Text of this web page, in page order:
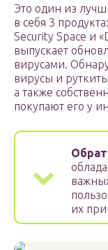
Это один из
в себя 3
Security Space и
выпускает
вирусами.
вирусы и
а также
покупают его у
их